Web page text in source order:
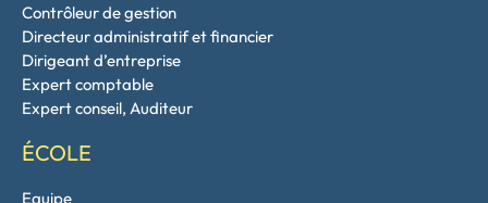
Contrôleur de gestion
Directeur administratif et financier
Dirigeant d’entreprise
Expert comptable
Expert conseil, Auditeur
ÉCOLE
Equipe